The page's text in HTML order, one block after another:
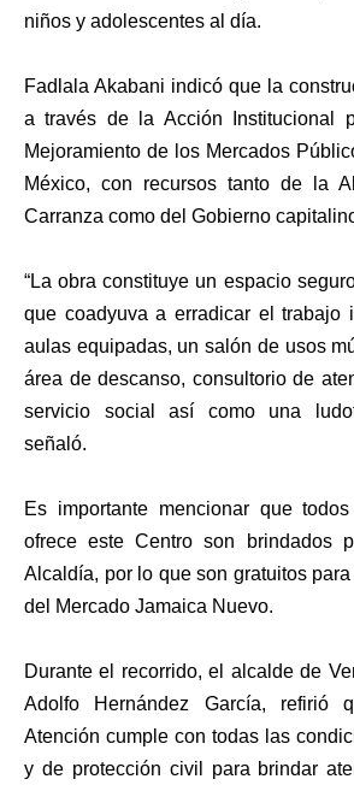
niños y adolescentes al día.
Fadlala Akabani indicó que la
a través de la Acción Institucional
Mejoramiento de los Mercados
México, con recursos tanto de la
Carranza como del Gobierno
“La obra constituye un espacio
que coadyuva a erradicar el trabajo
aulas equipadas, un salón de usos
área de descanso, consultorio de
servicio social así como una
señaló.
Es importante mencionar que
ofrece este Centro son brindados
Alcaldía, por lo que son gratuitos
del Mercado Jamaica Nuevo.
Durante el recorrido, el alcalde de
Adolfo Hernández García, refirió
Atención cumple con todas las
y de protección civil para brindar